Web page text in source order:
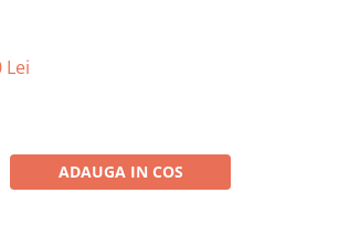
Lei
ADAUGA IN COS